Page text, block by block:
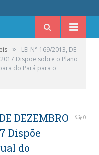
»
LEI N° 169/2013, DE
2017 Dispõe sobre o Plano
do Pará para o
DEZEMBRO
Dispõe
do
0